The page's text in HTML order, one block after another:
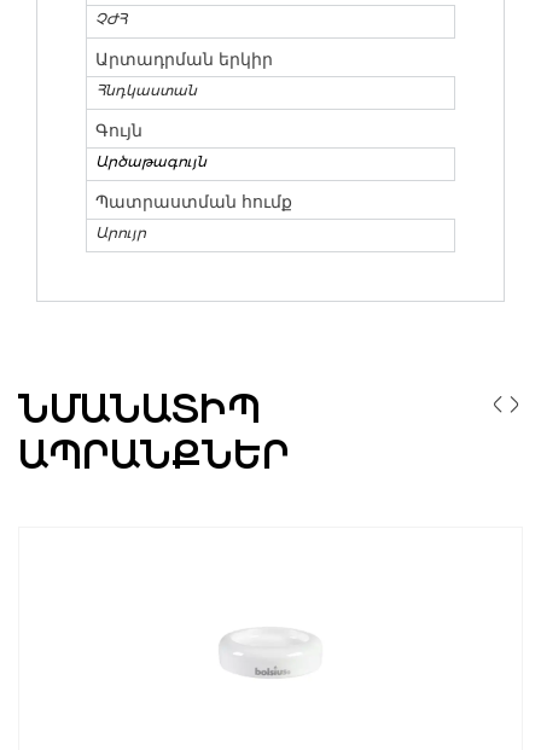
ՉԺՀ
Արտադրման երկիր
Հնդկաստան
Գույն
Արծաթագույն
Պատրաստման հումք
Արույր
ՆՄԱՆԱՏԻՊ
ԱՊՐԱՆՔՆԵՐ